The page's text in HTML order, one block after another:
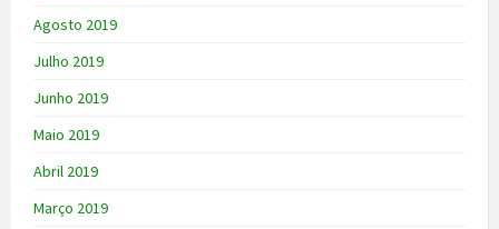
Agosto 2019
Julho 2019
Junho 2019
Maio 2019
Abril 2019
Março 2019